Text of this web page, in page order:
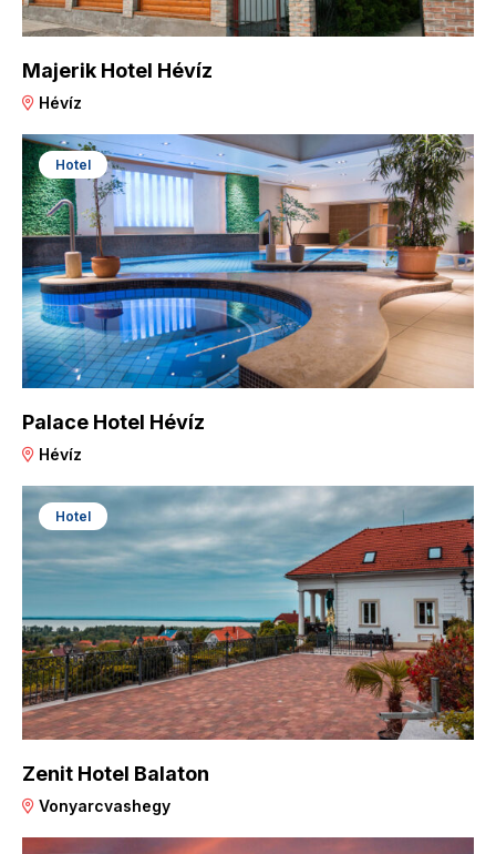
Majerik Hotel Hévíz
Hévíz
Hotel
Palace Hotel Hévíz
Hévíz
Hotel
Zenit Hotel Balaton
Vonyarcvashegy